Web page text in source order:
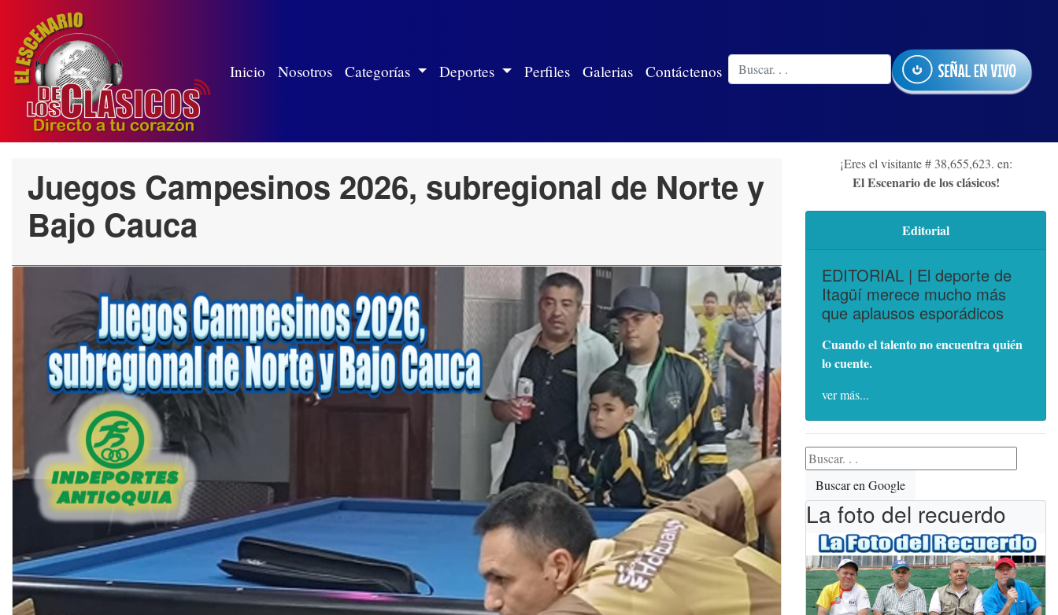
Inicio Nosotros(white)
Categorías Deportes Perfiles Galerias Contáctenos
Juegos Campesinos 2026, subregional de Norte y
Bajo Cauca
¡Eres el visitante # 38,655,623. en:
El Escenario de los clásicos!
Editorial
EDITORIAL | El deporte de
Itagüí merece mucho más
que aplausos esporádicos
Cuando el talento no encuentra quién
lo cuente.
ver más...
Buscar en Google
La foto del recuerdo